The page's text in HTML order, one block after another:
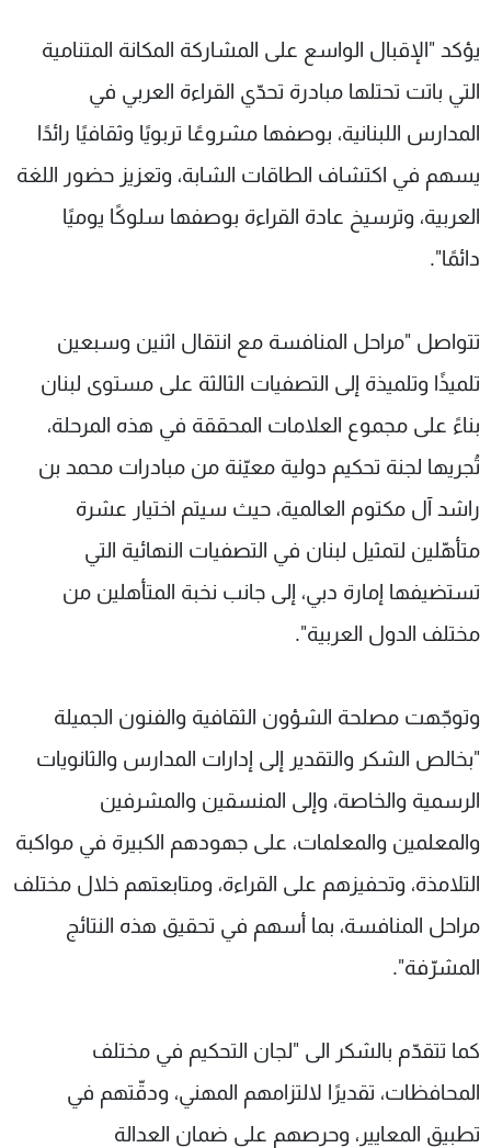
يؤكد "الإقبال الواسع على المشاركة المكانة المتنامية
التي باتت تحتلها مبادرة تحدّي القراءة العربي في
المدارس اللبنانية، بوصفها مشروعًا تربويًا وثقافيًا رائدًا
يسهم في اكتشاف الطاقات الشابة، وتعزيز حضور اللغة
العربية، وترسيخ عادة القراءة بوصفها سلوكًا يوميًا
دائمًا".
تتواصل "مراحل المنافسة مع انتقال اثنين وسبعين
تلميذًا وتلميذة إلى التصفيات الثالثة على مستوى لبنان
بناءً على مجموع العلامات المحققة في هذه المرحلة،
تُجريها لجنة تحكيم دولية معيّنة من مبادرات محمد بن
راشد آل مكتوم العالمية، حيث سيتم اختيار عشرة
متأهّلين لتمثيل لبنان في التصفيات النهائية التي
تستضيفها إمارة دبي، إلى جانب نخبة المتأهلين من
مختلف الدول العربية".
وتوجّهت مصلحة الشؤون الثقافية والفنون الجميلة
"بخالص الشكر والتقدير إلى إدارات المدارس والثانويات
الرسمية والخاصة، وإلى المنسقين والمشرفين
والمعلمين والمعلمات، على جهودهم الكبيرة في مواكبة
التلامذة، وتحفيزهم على القراءة، ومتابعتهم خلال مختلف
مراحل المنافسة، بما أسهم في تحقيق هذه النتائج
المشرّفة".
كما تتقدّم بالشكر الى "لجان التحكيم في مختلف
المحافظات، تقديرًا لالتزامهم المهني، ودقّتهم في
تطبيق المعايير، وحرصهم على ضمان العدالة